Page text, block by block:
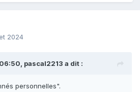
2024
pascal2213 a dit :
personnelles".